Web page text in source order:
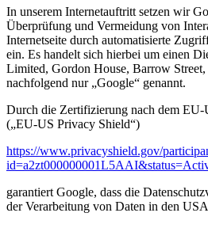
In unserem Internetauftritt setzen wir
Überprüfung und Vermeidung von
Internetseite durch automatisierte
ein. Es handelt sich hierbei um einen
Limited, Gordon House, Barrow
nachfolgend nur „Google“ genannt.
Durch die Zertifizierung nach dem EU-
(„EU-US Privacy Shield“)
https://www.privacyshield.gov/
garantiert Google, dass die
der Verarbeitung von Daten in den